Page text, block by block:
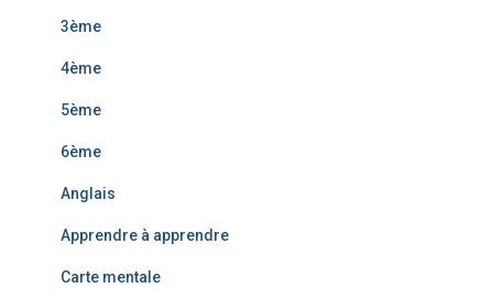
3ème
4ème
5ème
6ème
Anglais
Apprendre à apprendre
Carte mentale